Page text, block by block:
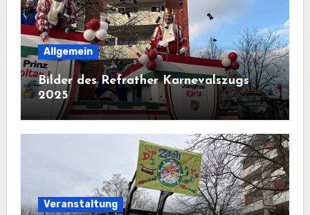
Allgemein
Bilder des Refrather Karnevalszugs
2025
Veranstaltung